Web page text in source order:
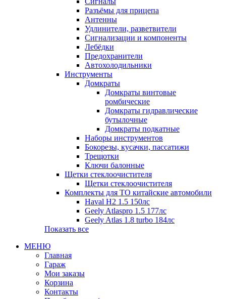
Разъёмы для прицепа
Антенны
Удлинители, разветвители
Сигнализации и компоненты
Лебёдки
Предохранители
Автохолодильники
Инструменты
Домкраты
Домкраты винтовые
ромбические
Домкраты гидравлические
бутылочные
Домкраты подкатные
Наборы инструментов
Бокорезы, кусачки, пассатижи
Трещотки
Ключи балонные
Щетки стеклоочистителя
Щетки стеклоочистителя
Комплекты для ТО китайские автомобили
Haval H2 1.5 150лс
Geely Atlaspro 1.5 177лс
Geely Atlas 1.8 turbo 184лс
Показать все
МЕНЮ
Главная
Гараж
Мои заказы
Корзина
Контакты